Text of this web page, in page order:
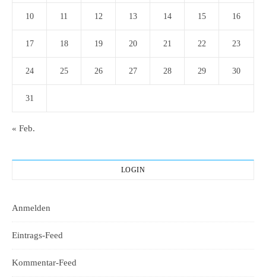
10 11 12 13 14 15 16
17 18 19 20 21 22 23
24 25 26 27 28 29 30
31
« Feb.
LOGIN
Anmelden
Eintrags-Feed
Kommentar-Feed